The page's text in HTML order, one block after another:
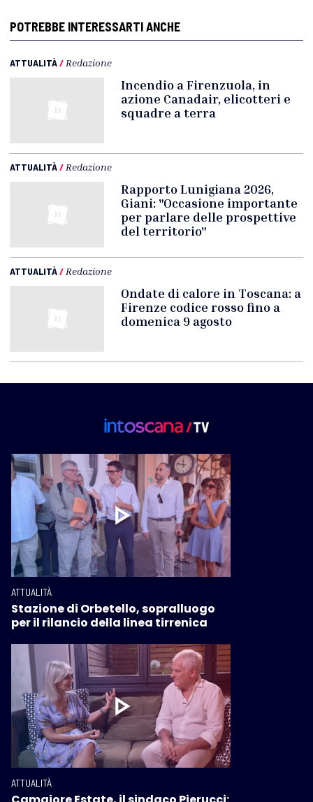
POTREBBE INTERESSARTI ANCHE
ATTUALITÀ/ Redazione
Incendio a Firenzuola, in
azione Canadair, elicotteri e
squadre a terra
ATTUALITÀ/ Redazione
Rapporto Lunigiana 2026,
Giani: "Occasione importante
per parlare delle prospettive
del territorio"
ATTUALITÀ/ Redazione
Ondate di calore in Toscana: a
Firenze codice rosso fino a
domenica 9 agosto
ATTUALITÀ
Stazione di Orbetello, sopralluogo
per il rilancio della linea tirrenica
ATTUALITÀ